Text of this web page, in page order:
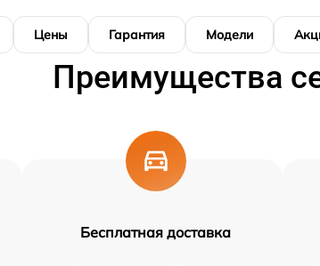
Цены Гарантия Модели
Преимущества
Бесплатная доставка